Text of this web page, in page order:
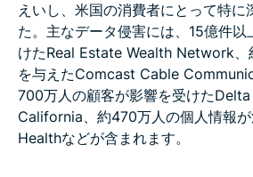
えいし、米国の消費者にとって特に
た。主なデータ侵害には、15億件以
けたReal Estate Wealth Network
を与えたComcast Cable
700万人の顧客が影響を受けた
California、約470万人の個人情報
Healthなどが含まれます。